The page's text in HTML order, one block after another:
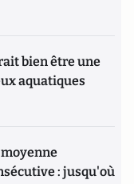
bien être une
aquatiques
: jusqu'où